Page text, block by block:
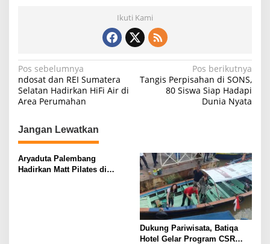
Ikuti Kami
N
a
v
i
g
a
s
Pos sebelumnya
ndosat dan REI Sumatera
Selatan Hadirkan HiFi Air di
Area Perumahan
Pos berikutnya
Tangis Perpisahan di SONS,
80 Siswa Siap Hadapi
Dunia Nyata
Jangan Lewatkan
Aryaduta Palembang
Hadirkan Matt Pilates di
Dukung Pariwisata, Batiqa
Hotel Gelar Program CSR